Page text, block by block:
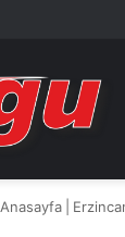
Anasayfa